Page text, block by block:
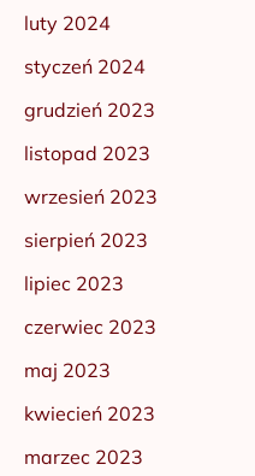
luty 2024
styczeń 2024
grudzień 2023
listopad 2023
wrzesień 2023
sierpień 2023
lipiec 2023
czerwiec 2023
maj 2023
kwiecień 2023
marzec 2023